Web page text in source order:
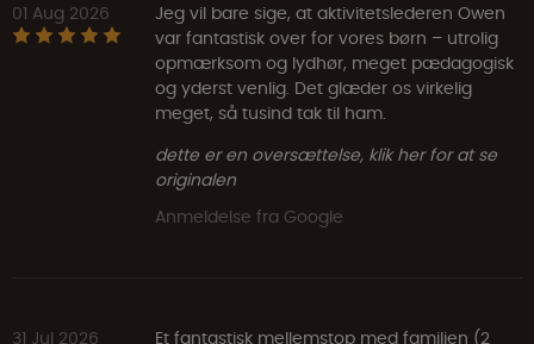
01 Aug 2026
Jeg vil bare sige, at aktivitetslederen Owen
var fantastisk over for vores børn – utrolig
opmærksom og lydhør, meget pædagogisk
og yderst venlig. Det glæder os virkelig
meget, så tusind tak til ham.
dette er en oversættelse, klik her for at se
originalen
Anmeldelse fra Google
31 Jul 2026 Et fantastisk mellemstop med familien (2